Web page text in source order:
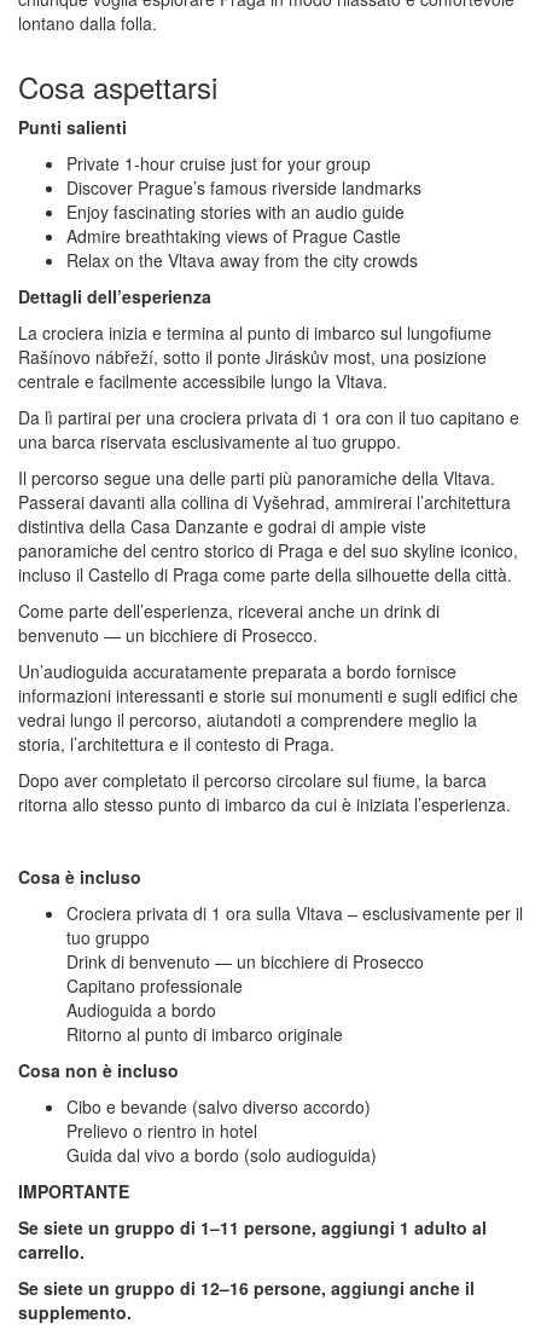
lontano dalla folla.
Cosa aspettarsi
Punti salienti
Private 1-hour cruise just for your group
Discover Prague’s famous riverside landmarks
Enjoy fascinating stories with an audio guide
Admire breathtaking views of Prague Castle
Relax on the Vltava away from the city crowds
Dettagli dell’esperienza
La crociera inizia e termina al punto di imbarco sul lungofiume
Rašínovo nábřeží, sotto il ponte Jiráskův most, una posizione
centrale e facilmente accessibile lungo la Vltava.
Da lì partirai per una crociera privata di 1 ora con il tuo capitano e
una barca riservata esclusivamente al tuo gruppo.
Il percorso segue una delle parti più panoramiche della Vltava.
Passerai davanti alla collina di Vyšehrad, ammirerai l’architettura
distintiva della Casa Danzante e godrai di ampie viste
panoramiche del centro storico di Praga e del suo skyline iconico,
incluso il Castello di Praga come parte della silhouette della città.
Come parte dell’esperienza, riceverai anche un drink di
benvenuto — un bicchiere di Prosecco.
Un’audioguida accuratamente preparata a bordo fornisce
informazioni interessanti e storie sui monumenti e sugli edifici che
vedrai lungo il percorso, aiutandoti a comprendere meglio la
storia, l’architettura e il contesto di Praga.
Dopo aver completato il percorso circolare sul fiume, la barca
ritorna allo stesso punto di imbarco da cui è iniziata l’esperienza.
Cosa è incluso
Crociera privata di 1 ora sulla Vltava – esclusivamente per il
tuo gruppo
Drink di benvenuto — un bicchiere di Prosecco
Capitano professionale
Audioguida a bordo
Ritorno al punto di imbarco originale
Cosa non è incluso
Cibo e bevande (salvo diverso accordo)
Prelievo o rientro in hotel
Guida dal vivo a bordo (solo audioguida)
IMPORTANTE
Se siete un gruppo di 1–11 persone, aggiungi 1 adulto al
carrello.
Se siete un gruppo di 12–16 persone, aggiungi anche il
supplemento.